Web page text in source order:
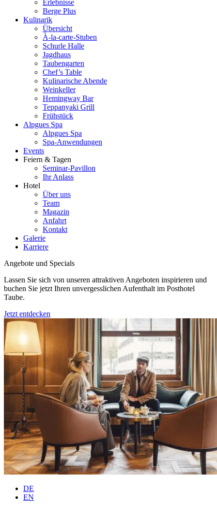
Erlebnisse
Berge Plus
Kulinarik
Übersicht
À-la-carte-Stuben
Schurle Halle
Jagdhaus
Taubengarten
Chef’s Table
Kulinarische Abende
Weinkeller
Hemingway Bar
Teppanyaki Grill
Frühstück
Alpgues Spa
Alpgues Spa
Spa-Anwendungen
Events
Feiern & Tagen
Seminar-Pavillon
Ihr Anlass
Hotel
Über uns
Team
Magazin
Anfahrt
Kontakt
Galerie
Karriere
Angebote und Specials
Lassen Sie sich von unseren attraktiven Angeboten inspirieren und
buchen Sie jetzt Ihren unvergesslichen Aufenthalt im Posthotel
Taube.
Jetzt entdecken
DE
EN